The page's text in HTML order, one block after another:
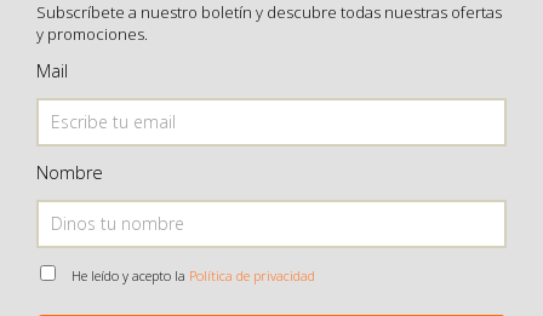
Subscríbete a nuestro boletín y descubre todas nuestras ofertas
y promociones.
Mail
Nombre
He leído y acepto la Política de privacidad